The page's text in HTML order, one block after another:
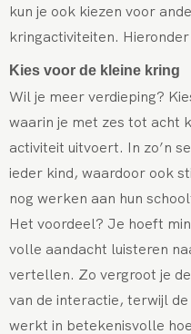
kun je ook kiezen voor
kringactiviteiten.
Kies voor de kleine kring
Wil je meer verdieping?
waarin je met zes tot acht
activiteit uitvoert. In zo’n
ieder kind, waardoor ook
nog werken aan hun
Het voordeel? Je hoeft
volle aandacht luisteren
vertellen. Zo vergroot je
van de interactie, terwijl
werkt in betekenisvolle